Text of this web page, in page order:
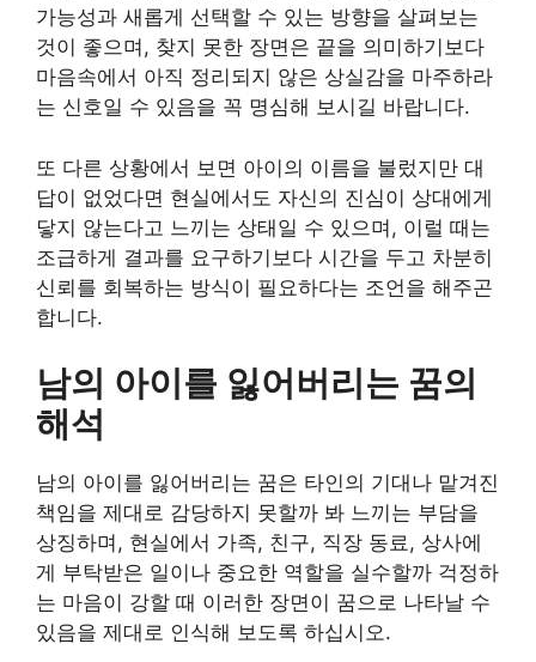
가능성과 새롭게 선택할 수 있는 방향을 살펴보는
것이 좋으며, 찾지 못한 장면은 끝을 의미하기보다
마음속에서 아직 정리되지 않은 상실감을 마주하라
는 신호일 수 있음을 꼭 명심해 보시길 바랍니다.
또 다른 상황에서 보면 아이의 이름을 불렀지만 대
답이 없었다면 현실에서도 자신의 진심이 상대에게
닿지 않는다고 느끼는 상태일 수 있으며, 이럴 때는
조급하게 결과를 요구하기보다 시간을 두고 차분히
신뢰를 회복하는 방식이 필요하다는 조언을 해주곤
합니다.
남의 아이를 잃어버리는 꿈의
해석
남의 아이를 잃어버리는 꿈은 타인의 기대나 맡겨진
책임을 제대로 감당하지 못할까 봐 느끼는 부담을
상징하며, 현실에서 가족, 친구, 직장 동료, 상사에
게 부탁받은 일이나 중요한 역할을 실수할까 걱정하
는 마음이 강할 때 이러한 장면이 꿈으로 나타날 수
있음을 제대로 인식해 보도록 하십시오.